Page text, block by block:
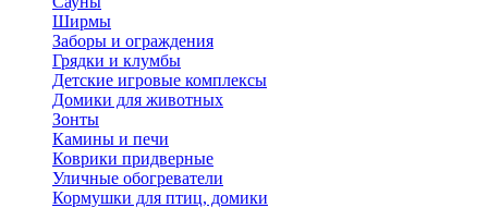
Ширмы
Заборы и ограждения
Грядки и клумбы
Детские игровые комплексы
Домики для животных
Зонты
Камины и печи
Коврики придверные
Уличные обогреватели
Кормушки для птиц, домики